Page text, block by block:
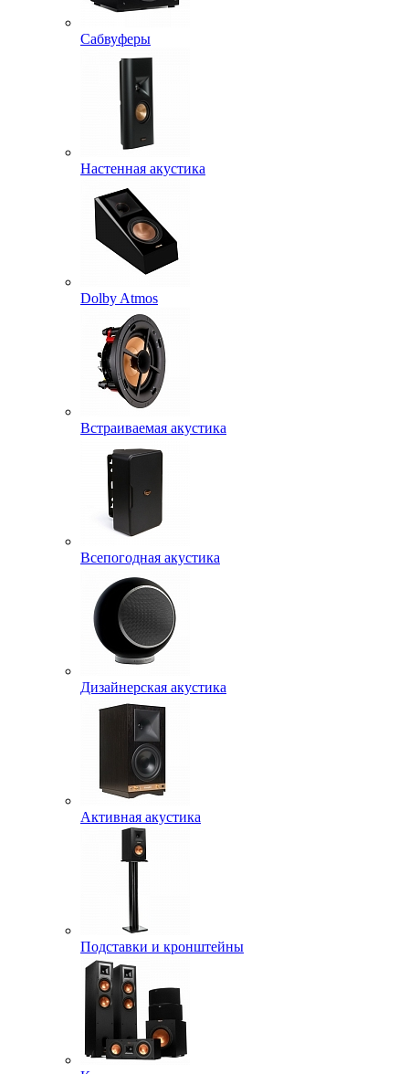
Сабвуферы
Настенная акустика
Dolby Atmos
Встраиваемая акустика
Всепогодная акустика
Дизайнерская акустика
Активная акустика
Подставки и кронштейны